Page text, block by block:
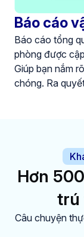
Báo cáo
Báo cáo tổng
phòng được
Giúp bạn nắm
chóng. Ra
Hơn
trú
Câu chuyện